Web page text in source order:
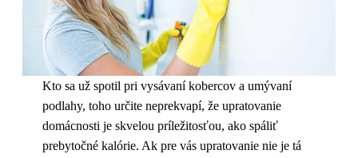
Kto sa už spotil pri vysávaní kobercov a umývaní
podlahy, toho určite neprekvapí, že upratovanie
domácnosti je skvelou príležitosťou, ako spáliť
prebytočné kalórie. Ak pre vás upratovanie nie je tá